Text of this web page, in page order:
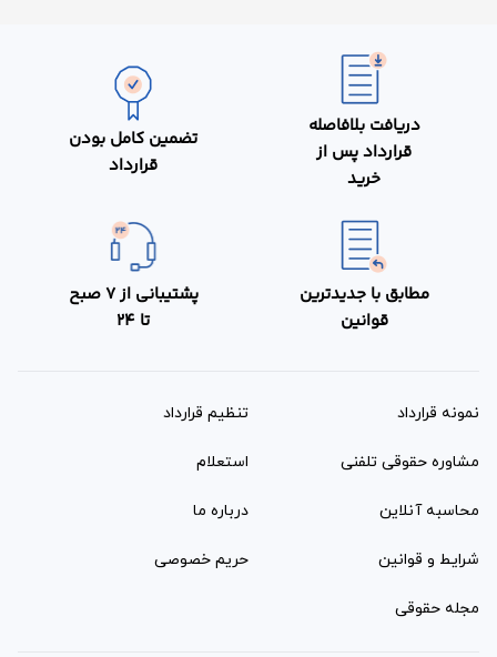
دریافت بلافاصله
قرارداد پس از
خرید
تضمین کامل بودن
قرارداد
مطابق با جدیدترین
قوانین
پشتیبانی از 7 صبح
تا 24
نمونه قرارداد‌ تنظیم قرارداد
مشاوره حقوقی تلفنی استعلام
محاسبه آنلاین درباره ما
شرایط و قوانین حریم خصوصی
مجله حقوقی